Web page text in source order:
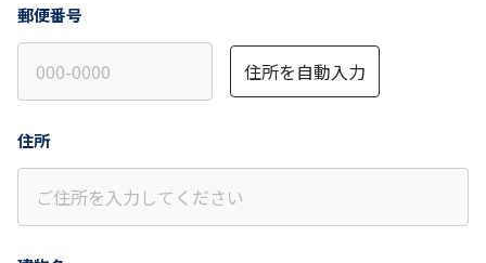
郵便番号
住所を自動入力
住所